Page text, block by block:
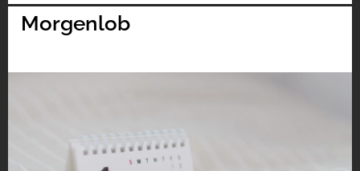
Morgenlob